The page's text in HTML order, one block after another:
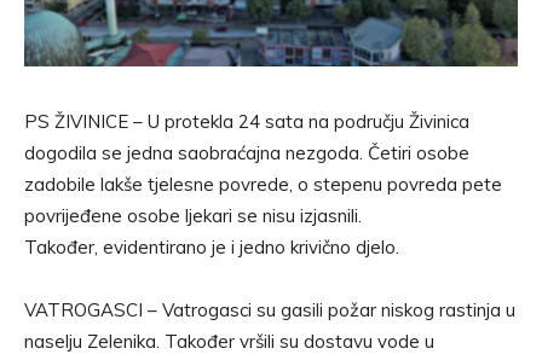
PS ŽIVINICE – U protekla 24 sata na području Živinica
dogodila se jedna saobraćajna nezgoda. Četiri osobe
zadobile lakše tjelesne povrede, o stepenu povreda pete
povrijeđene osobe ljekari se nisu izjasnili.
Također, evidentirano je i jedno krivično djelo.
VATROGASCI – Vatrogasci su gasili požar niskog rastinja u
naselju Zelenika. Također vršili su dostavu vode u